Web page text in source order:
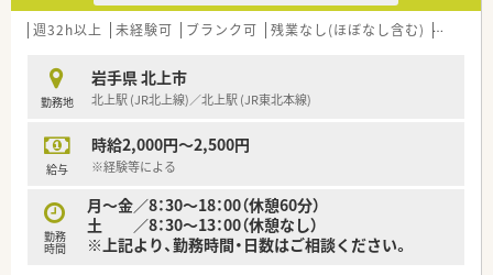
週32h以上 未経験可 ブランク可 残業なし(ほぼなし含む) 転勤な
勤務地
岩手県 北上市
北上駅 (JR北上線)／北上駅 (JR東北本線)
給与
時給2,000円～2,500円
※経験等による
勤務
時間
月～金／8：30～18：00（休憩60分）
土 ／8：30～13：00（休憩なし）
※上記より、勤務時間・日数はご相談ください。